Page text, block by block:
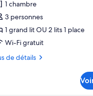
:
1 chambre
3 personnes
1 grand lit OU 2 lits 1 place
Wi-Fi gratuit
de détails